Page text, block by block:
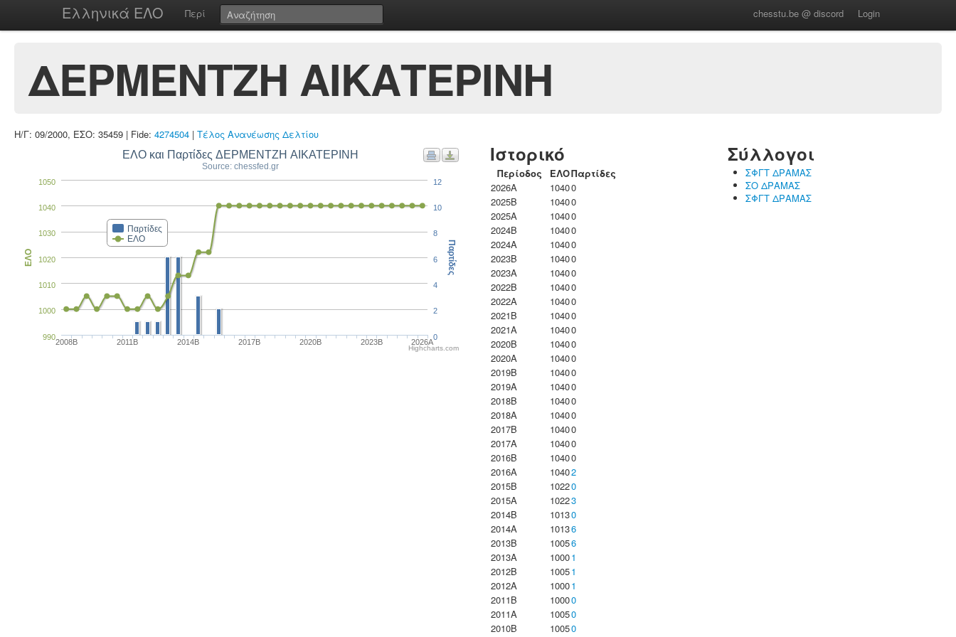
Ελληνικά ΕΛΟ Περί chesstu.be @ discord Login
ΔΕΡΜΕΝΤΖΗ ΑΙΚΑΤΕΡΙΝΗ
Η/Γ: 09/2000, ΕΣΟ: 35459 | Fide: 4274504 | Τέλος Ανανέωσης Δελτίου
ΕΛΟ και Παρτίδες ΔΕΡΜΕΝΤΖΗ ΑΙΚΑΤΕΡΙΝΗ
Source: chessfed.gr
Παρτίδες
ΕΛΟ
2008B 2011B 2014B 2017B 2020B 2023B 2026A
990
1000
1010
1020
1030
1040
1050
ΕΛΟ
0
2
4
6
8
10
12
Παρτίδες
Highcharts.com
Ιστορικό
Περίοδος ΕΛΟΠαρτίδες
2026A
10400
2025B
10400
2025A
10400
2024B
10400
2024A
10400
2023B
10400
2023Α
10400
2022B
10400
2022A
10400
2021B
10400
2021A
10400
2020B
10400
2020A
10400
2019B
10400
2019A
10400
2018B
10400
2018A
10400
2017B
10400
2017A
10400
2016B
10400
2016A
10402
2015B
10220
2015A
10223
2014B
10130
2014A
10136
2013B
10056
2013A
10001
2012B
10051
2012A
10001
2011B
10000
2011A
10050
2010B
10050
Σύλλογοι
ΣΦΓΤ ΔΡΑΜΑΣ
ΣΟ ΔΡΑΜΑΣ
ΣΦΓΤ ΔΡΑΜΑΣ